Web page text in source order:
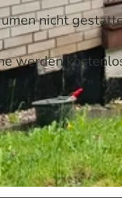
nicht
werden